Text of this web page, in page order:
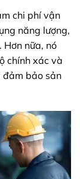
chi phí vận
năng lượng,
nữa, nó
chính xác và
bảo sản